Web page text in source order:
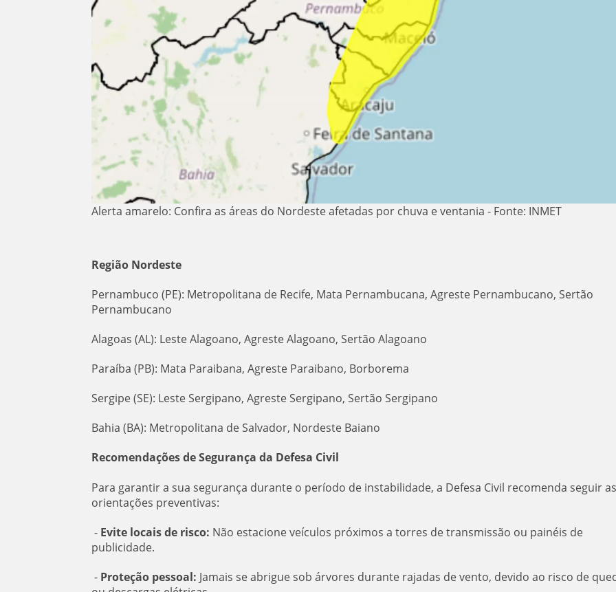
Alerta amarelo: Confira as áreas do Nordeste afetadas por chuva e ventania - Fonte: INMET
Região Nordeste
Pernambuco (PE): Metropolitana de Recife, Mata Pernambucana, Agreste Pernambucano, Sertão
Pernambucano
Alagoas (AL): Leste Alagoano, Agreste Alagoano, Sertão Alagoano
Paraíba (PB): Mata Paraibana, Agreste Paraibano, Borborema
Sergipe (SE): Leste Sergipano, Agreste Sergipano, Sertão Sergipano
Bahia (BA): Metropolitana de Salvador, Nordeste Baiano
Recomendações de Segurança da Defesa Civil
Para garantir a sua segurança durante o período de instabilidade, a Defesa Civil recomenda seguir as
orientações preventivas:
- Evite locais de risco: Não estacione veículos próximos a torres de transmissão ou painéis de
publicidade.
- Proteção pessoal: Jamais se abrigue sob árvores durante rajadas de vento, devido ao risco de